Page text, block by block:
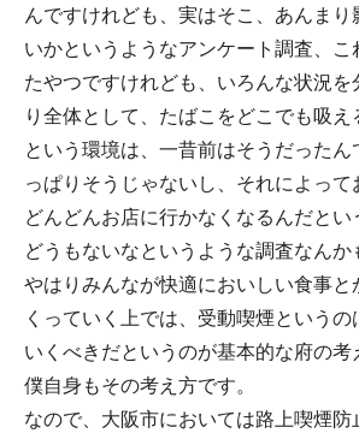
んですけれども、実はそこ、あんまり
いかというようなアンケート調査、こ
たやつですけれども、いろんな状況を
り全体として、たばこをどこでも吸
という環境は、一昔前はそうだった
っぱりそうじゃないし、それによって
どんどんお店に行かなくなるんだとい
どうもないなというような調査なんか
やはりみんなが快適においしい食事と
くっていく上では、受動喫煙という
いくべきだというのが基本的な府の考
僕自身もその考え方です。
なので、大阪市においては路上喫煙防